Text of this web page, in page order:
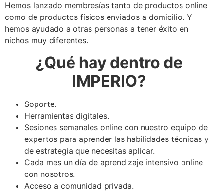
Hemos lanzado membresías tanto de productos online
como de productos físicos enviados a domicilio. Y
hemos ayudado a otras personas a tener éxito en
nichos muy diferentes.
¿Qué hay dentro de
IMPERIO?
Soporte.
Herramientas digitales.
Sesiones semanales online con nuestro equipo de
expertos para aprender las habilidades técnicas y
de estrategia que necesitas aplicar.
Cada mes un día de aprendizaje intensivo online
con nosotros.
Acceso a comunidad privada.